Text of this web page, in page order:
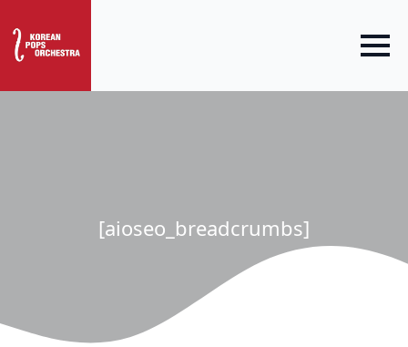
[aioseo_breadcrumbs]